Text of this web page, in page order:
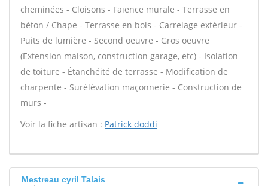
cheminées - Cloisons - Faïence murale - Terrasse en
béton / Chape - Terrasse en bois - Carrelage extérieur -
Puits de lumière - Second oeuvre - Gros oeuvre
(Extension maison, construction garage, etc) - Isolation
de toiture - Étanchéité de terrasse - Modification de
charpente - Surélévation maçonnerie - Construction de
murs -
Voir la fiche artisan : Patrick doddi
Mestreau cyril Talais